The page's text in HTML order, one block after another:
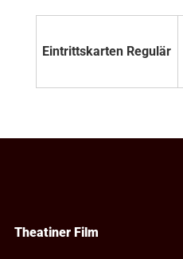
Eintrittskarten Regulär
Theatiner Film